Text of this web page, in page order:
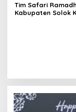
Tim Safari
Kabupaten Solok